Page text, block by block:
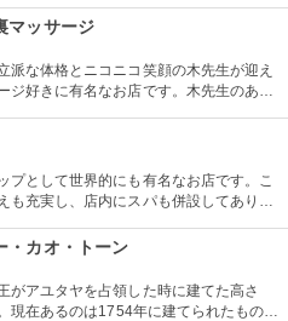
マッサージ
派な体格とニコニコ笑顔の木先生が迎え
ジ好きに有名なお店です。木先生のあた
プとして世界的にも有名なお店です。こ
も充実し、店内にスパも併設してあり、
・カオ・トーン
がアユタヤを占領した時に建てた高さ
現在あるのは1754年に建てられたもの